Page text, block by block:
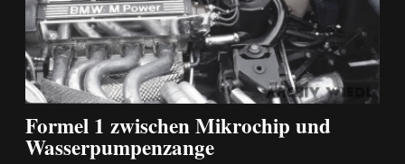
Formel 1 zwischen Mikrochip und
Wasserpumpenzange